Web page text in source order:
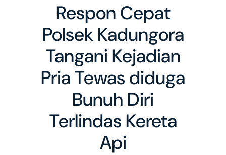
Respon Cepat
Polsek Kadungora
Tangani Kejadian
Pria Tewas diduga
Bunuh Diri
Terlindas Kereta
Api